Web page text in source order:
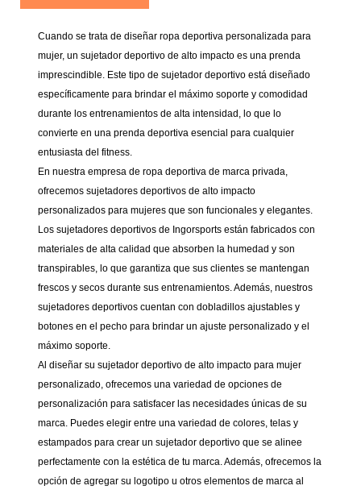
Cuando se trata de diseñar ropa deportiva personalizada para
mujer, un sujetador deportivo de alto impacto es una prenda
imprescindible. Este tipo de sujetador deportivo está diseñado
específicamente para brindar el máximo soporte y comodidad
durante los entrenamientos de alta intensidad, lo que lo
convierte en una prenda deportiva esencial para cualquier
entusiasta del fitness.
En nuestra empresa de ropa deportiva de marca privada,
ofrecemos sujetadores deportivos de alto impacto
personalizados para mujeres que son funcionales y elegantes.
Los sujetadores deportivos de Ingorsports están fabricados con
materiales de alta calidad que absorben la humedad y son
transpirables, lo que garantiza que sus clientes se mantengan
frescos y secos durante sus entrenamientos. Además, nuestros
sujetadores deportivos cuentan con dobladillos ajustables y
botones en el pecho para brindar un ajuste personalizado y el
máximo soporte.
Al diseñar su sujetador deportivo de alto impacto para mujer
personalizado, ofrecemos una variedad de opciones de
personalización para satisfacer las necesidades únicas de su
marca. Puedes elegir entre una variedad de colores, telas y
estampados para crear un sujetador deportivo que se alinee
perfectamente con la estética de tu marca. Además, ofrecemos la
opción de agregar su logotipo u otros elementos de marca al